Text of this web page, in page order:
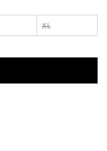
XL